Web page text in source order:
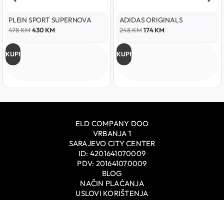
PLEIN SPORT SUPERNOVA
478KM430KM
KUPI
ADIDAS ORIGINALS
248KM 174KM
KUPI
ELD COMPANY DOO
VRBANJA 1
SARAJEVO CITY CENTER
ID: 4201641070009
PDV: 201641070009
BLOG
NAČIN PLAĆANJA
USLOVI KORIŠTENJA